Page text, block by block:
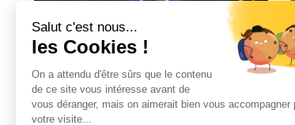
Droits TV internationaux : comment la Ligue 1
peut-elle enfin changer de dimension ?